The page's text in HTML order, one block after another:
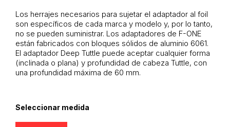
Los herrajes necesarios para sujetar el adaptador al foil
son específicos de cada marca y modelo y, por lo tanto,
no se pueden suministrar. Los adaptadores de F-ONE
están fabricados con bloques sólidos de aluminio 6061.
El adaptador Deep Tuttle puede aceptar cualquier forma
(inclinada o plana) y profundidad de cabeza Tuttle, con
una profundidad máxima de 60 mm.
Seleccionar medida